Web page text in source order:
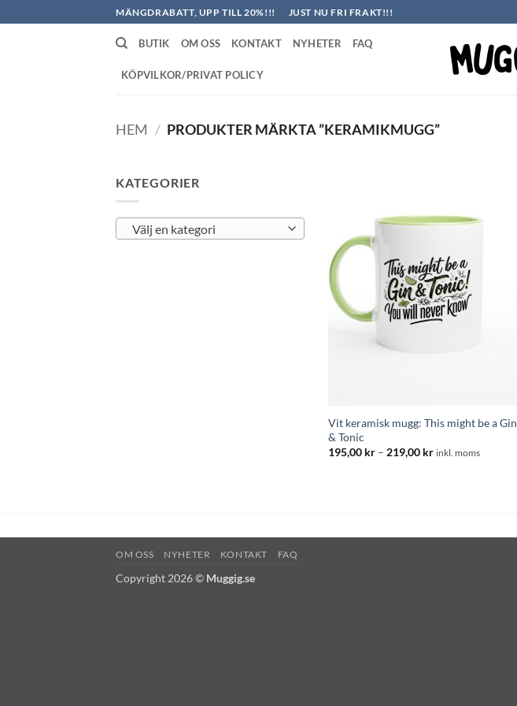
to
MÄNGDRABATT, UPP TILL 20%!!! JUST NU FRI FRAKT!!!
BUTIK OM OSS KONTAKT NYHETER FAQ
KÖPVILKOR/PRIVAT POLICY
HEM / PRODUKTER MÄRKTA ”KERAMIKMUGG”
KATEGORIER
Välj en kategori
Vit keramisk mugg: This might be a Gin
& Tonic
195,00 kr – 219,00 krPrisintervall:
inkl. moms
OM OSS NYHETER KONTAKT FAQ
Copyright 2026 © Muggig.se